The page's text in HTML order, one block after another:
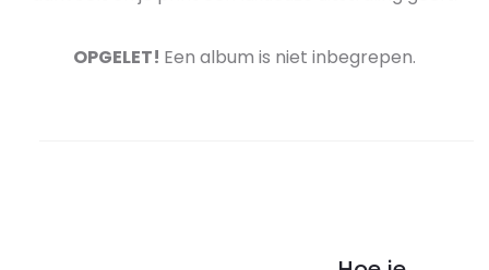
OPGELET! Een album is niet inbegrepen.